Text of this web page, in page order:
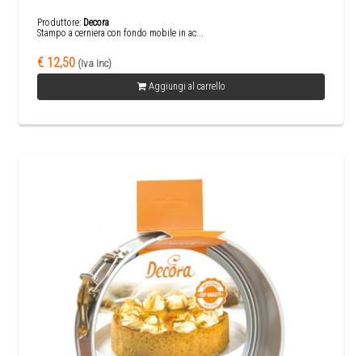
Produttore: Decora
Stampo a cerniera con fondo mobile in ac...
€ 12,50 (Iva Inc)
Aggiungi al carrello